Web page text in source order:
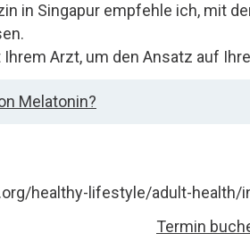
in Singapur empfehle ich, mit
Arzt, um den Ansatz auf
Melatonin?
healthy-lifestyle/adult-health/
Termin